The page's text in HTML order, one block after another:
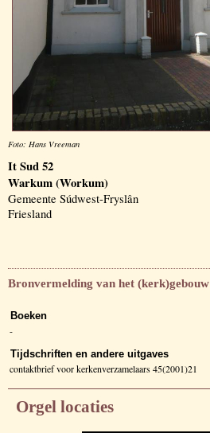
Foto: Hans Vreeman
It Sud 52
Warkum (Workum)
Gemeente Súdwest-Fryslân
Friesland
Bronvermelding van het (kerk)gebouw
Boeken
-
Tijdschriften en andere uitgaves
contaktbrief voor kerkenverzamelaars 45(2001)21
Orgel locaties